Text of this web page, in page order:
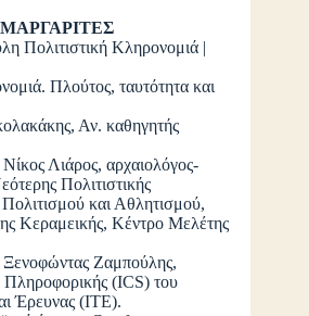
ΜΑΡΓΑΡΙΤΕΣ
Πολιτιστική Κληρονομιά |
Πλούτος, ταυτότητα και
Αν. καθηγητής
Λιάρος, αρχαιολόγος-
Πολιτιστικής
και Αθλητισμού,
Κεραμεικής, Κέντρο Μελέτης
Ζαμπούλης,
Πληροφορικής (ICS) του
Έρευνας (ΙΤΕ).